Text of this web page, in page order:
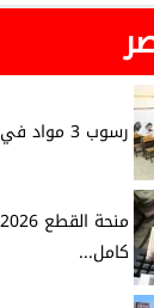
رسوب 3 مواد في الثانوية العامة 2026.. هل...
كامل...